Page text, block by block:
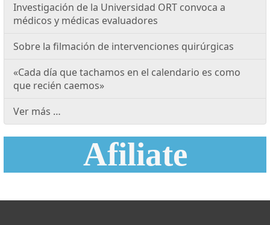
Investigación de la Universidad ORT convoca a
médicos y médicas evaluadores
Sobre la filmación de intervenciones quirúrgicas
«Cada día que tachamos en el calendario es como
que recién caemos»
Ver más …
Afiliate